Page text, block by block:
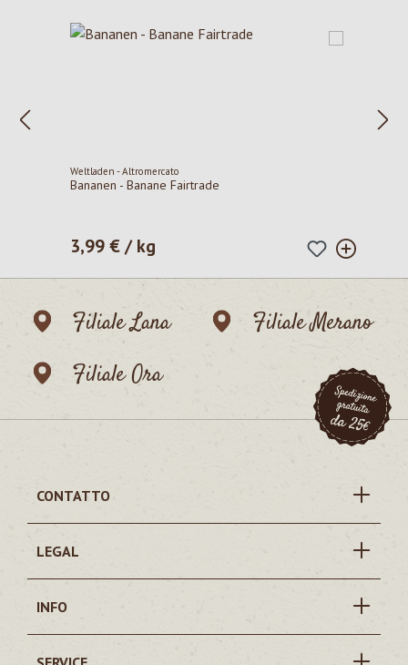
Weltladen - Altromercato
Bananen - Banane Fairtrade
Prezzo normale:
3,99 € / kg
Filiale Lana
Filiale Merano
Filiale Ora
CONTATTO
LEGAL
INFO